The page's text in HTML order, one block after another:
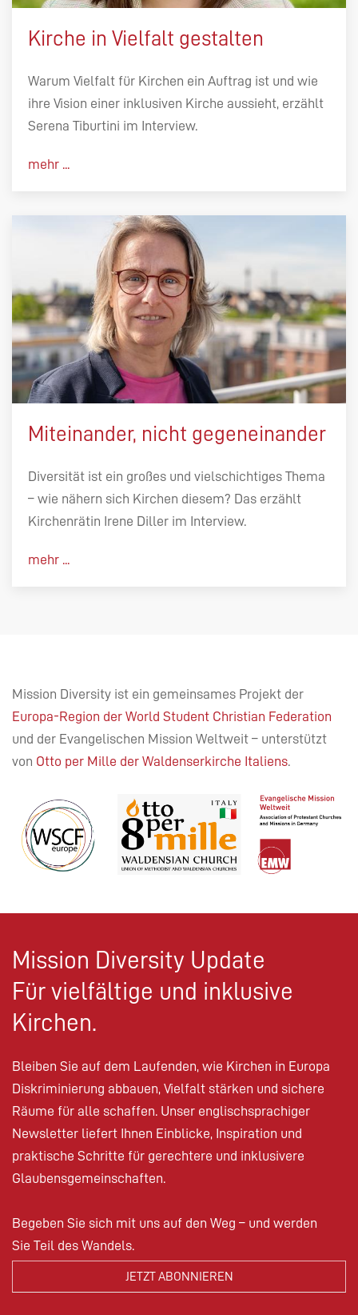
Kirche in Vielfalt gestalten
Warum Vielfalt für Kirchen ein Auftrag ist und wie
ihre Vision einer inklusiven Kirche aussieht, erzählt
Serena Tiburtini im Interview.
mehr ...
Miteinander, nicht gegeneinander
Diversität ist ein großes und vielschichtiges Thema
– wie nähern sich Kirchen diesem? Das erzählt
Kirchenrätin Irene Diller im Interview.
mehr ...
Mission Diversity ist ein gemeinsames Projekt der
Europa-Region der World Student Christian Federation
und der Evangelischen Mission Weltweit – unterstützt
von Otto per Mille der Waldenserkirche Italiens.
Mission Diversity Update
Für vielfältige und inklusive
Kirchen.
Bleiben Sie auf dem Laufenden, wie Kirchen in Europa
Diskriminierung abbauen, Vielfalt stärken und sichere
Räume für alle schaffen. Unser englischsprachiger
Newsletter liefert Ihnen Einblicke, Inspiration und
praktische Schritte für gerechtere und inklusivere
Glaubensgemeinschaften.
Begeben Sie sich mit uns auf den Weg – und werden
Sie Teil des Wandels.